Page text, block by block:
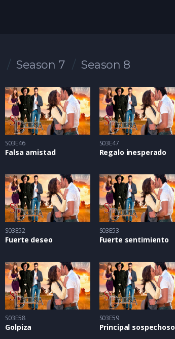
Season 7 Season 8
S03E46
Falsa amistad
S03E47
Regalo inesperado
S03E52
Fuerte deseo
S03E53
Fuerte sentimiento
S03E58
Golpiza
S03E59
Principal sospechoso